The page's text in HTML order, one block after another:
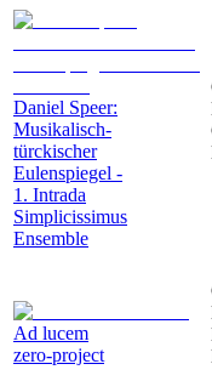
Daniel Speer:
Musikalisch-
türckischer
Eulenspiegel -
1. Intrada
Simplicissimus
Ensemble
Ad lucem
zero-project